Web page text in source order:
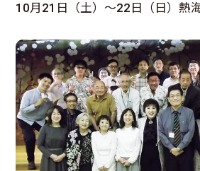
10月21日（土）～22日（日）熱